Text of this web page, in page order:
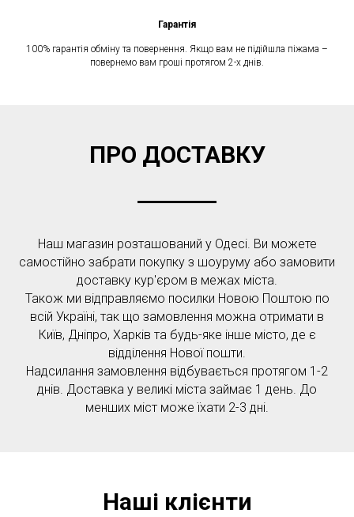
Гарантія
100% гарантія обміну та повернення. Якщо вам не підійшла піжама –
повернемо вам гроші протягом 2-х днів.
ПРО ДОСТАВКУ
Наш магазин розташований у Одесі. Ви можете
самостійно забрати покупку з шоуруму або замовити
доставку кур'єром в межах міста.
Також ми відправляємо посилки Новою Поштою по
всій Україні, так що замовлення можна отримати в
Київ, Дніпро, Харків та будь-яке інше місто, де є
відділення Нової пошти.
Надсилання замовлення відбувається протягом 1-2
днів. Доставка у великі міста займає 1 день. До
менших міст може їхати 2-3 дні.
Наші клієнти